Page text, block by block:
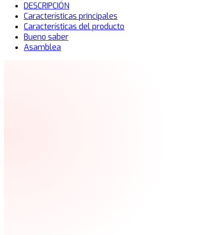
DESCRIPCIÓN
Características principales
Características del producto
Bueno saber
Asamblea